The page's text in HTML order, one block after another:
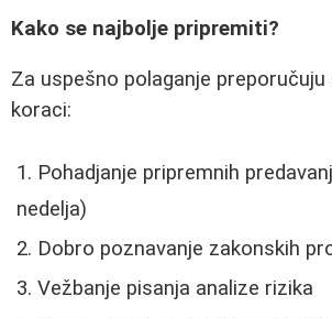
Kako se najbolje pripremiti?
Za uspešno polaganje preporučuju
koraci:
Pohadjanje pripremnih
nedelja)
Dobro poznavanje zakonskih
Vežbanje pisanja analize rizika